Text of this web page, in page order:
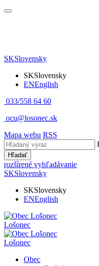
SKSlovensky
SKSlovensky
ENEnglish
033/558 64 60
ocu@losonec.sk
Mapa webu RSS
Hľadať
rozšírené vyhľadávanie
SKSlovensky
SKSlovensky
ENEnglish
Lošonec
Lošonec
Obec